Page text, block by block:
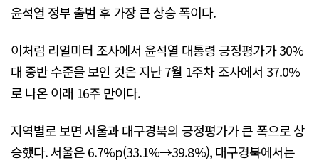
윤석열 정부 출범 후 가장 큰 상승 폭이다.
이처럼 리얼미터 조사에서 윤석열 대통령 긍정평가가 30%
대 중반 수준을 보인 것은 지난 7월 1주차 조사에서 37.0%
로 나온 이래 16주 만이다.
지역별로 보면 서울과 대구경북의 긍정평가가 큰 폭으로 상
승했다. 서울은 6.7%p(33.1%→39.8%), 대구경북에서는